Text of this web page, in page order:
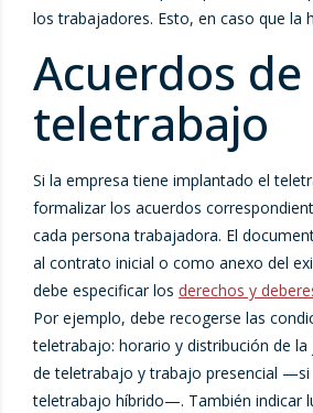
los trabajadores. Esto, en caso que la
Acuerdos de
teletrabajo
Si la empresa tiene implantado el
formalizar los acuerdos
cada persona trabajadora. El
al contrato inicial o como anexo del
debe especificar los derechos y
Por ejemplo, debe recogerse las
teletrabajo: horario y distribución de
de teletrabajo y trabajo presencial —si
teletrabajo híbrido—. También indicar